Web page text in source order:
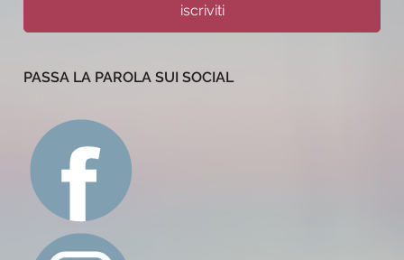
iscriviti
PASSA LA PAROLA SUI SOCIAL